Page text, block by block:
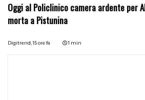
Oggi al Policlinico camera ardente per
morta a Pistunina
Digitrend,15 ore fa 1 min